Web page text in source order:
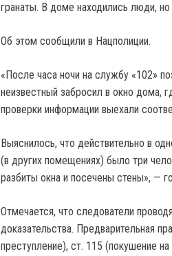
гранаты. В доме находились люди, но
Об этом сообщили в Нацполиции.
«После часа ночи на службу «102»
неизвестный забросил в окно дома,
проверки информации выехали
Выяснилось, что действительно в
(в других помещениях) было три
разбиты окна и посечены стены», —
Отмечается, что следователи
доказательства. Предварительная
преступление), ст. 115 (покушение